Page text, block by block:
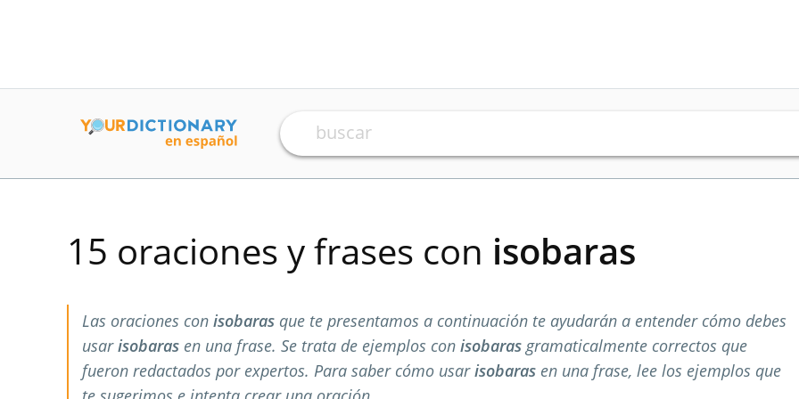
15 oraciones y frases con isobaras
Las oraciones con isobaras que te presentamos a continuación te ayudarán a entender cómo debes
usarisobaras en una frase. Se trata de ejemplos con isobarasgramaticalmente correctos que
fueron redactados por expertos. Para saber cómo usarisobaras en una frase, lee los ejemplos que